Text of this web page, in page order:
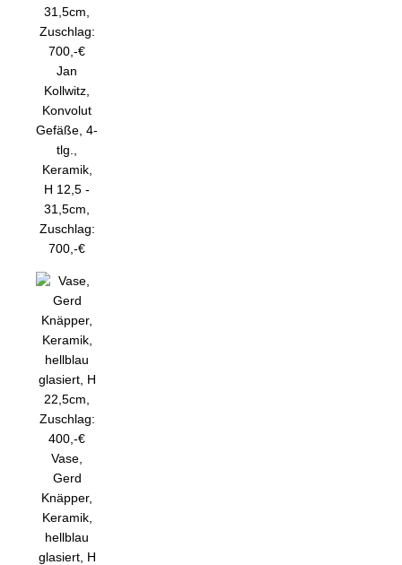
Jan
Kollwitz,
Konvolut
Gefäße, 4-
tlg.,
Keramik,
H 12,5 -
31,5cm,
Zuschlag:
700,-€
Vase,
Gerd
Knäpper,
Keramik,
hellblau
glasiert, H